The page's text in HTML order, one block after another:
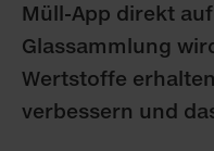
Müll-App direkt
Glassammlung
Wertstoffe
verbessern und